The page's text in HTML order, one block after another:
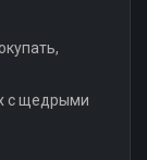
с щедрыми